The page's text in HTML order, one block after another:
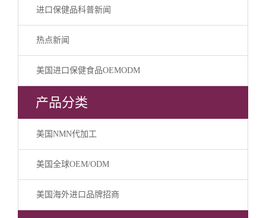
进口保健品科普新闻
热点新闻
美国进口保健食品OEMODM
产品分类
美国NMN代加工
美国全球OEM/ODM
美国海外进口品牌招商